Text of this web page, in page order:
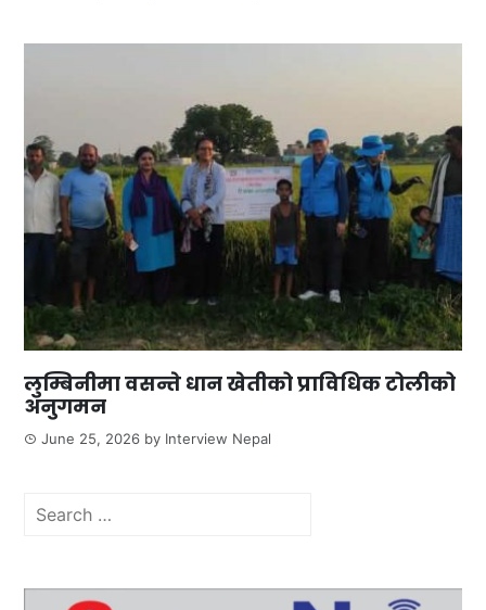
लुम्बिनीमा वसन्ते धान खेतीको प्राविधिक टोलीको
अनुगमन
June 25, 2026 by Interview Nepal
Search